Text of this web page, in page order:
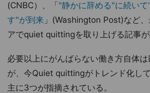
(CNBC）、「 "静かに辞める"に続い
す"が到来 」(Washington Post)など
アでquiet quittingを取り上げる記事が
必要以上にがんばらない働き方自体
が、今Quiet quittingがトレンド化し
主に3つが指摘されている。